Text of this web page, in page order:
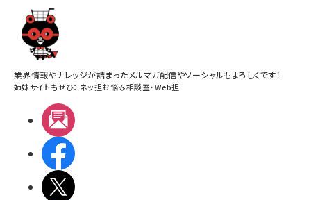
業界情報やナレッジが詰まったメルマガ配信やソーシャルもよろしくです！
姉妹サイトもぜひ： ネッ担お悩み相談室・Web担